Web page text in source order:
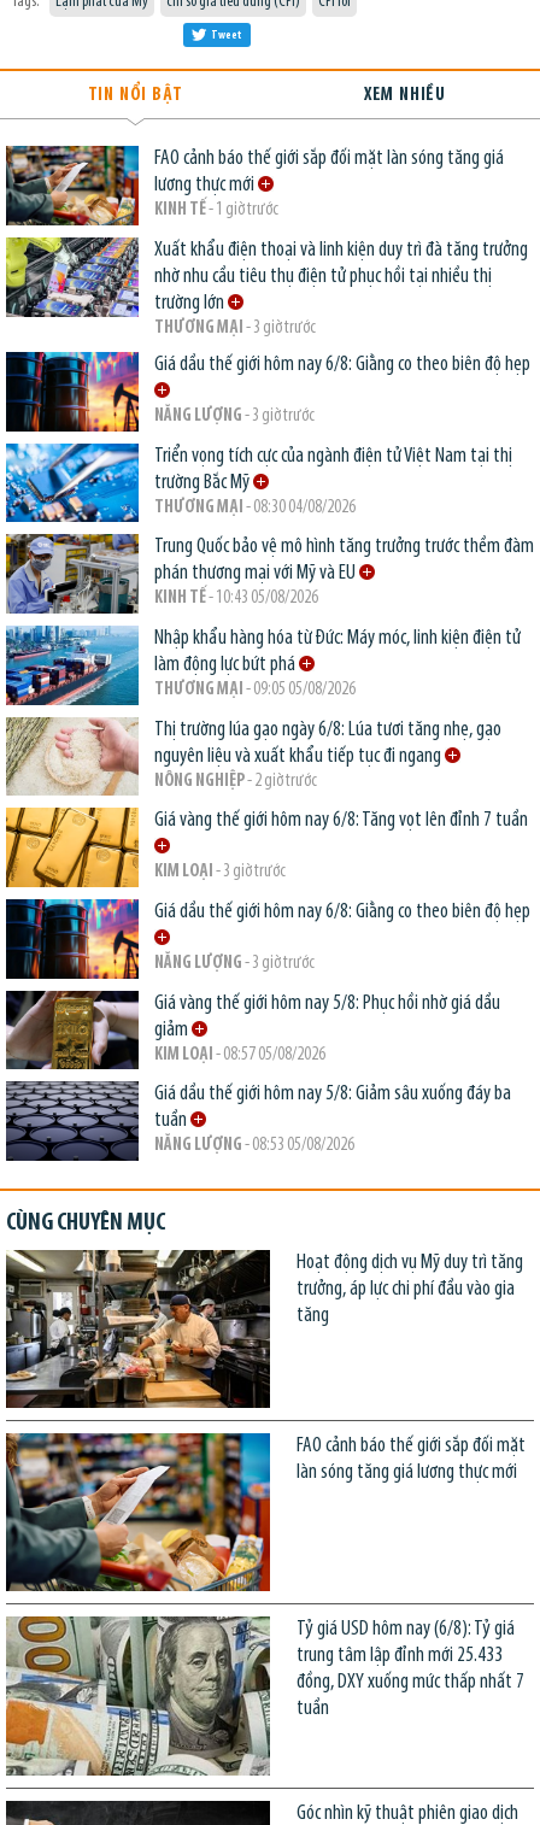
Tweet
TIN NỔI BẬT XEM NHIỀU
FAO cảnh báo thế giới sắp đối mặt làn sóng tăng giá
lương thực mới
KINH TẾ- 1 giờ trước
Xuất khẩu điện thoại và linh kiện duy trì đà tăng trưởng
nhờ nhu cầu tiêu thụ điện tử phục hồi tại nhiều thị
trường lớn
THƯƠNG MẠI - 3 giờ trước
Giá dầu thế giới hôm nay 6/8: Giằng co theo biên độ hẹp
NĂNG LƯỢNG - 3 giờ trước
Triển vọng tích cực của ngành điện tử Việt Nam tại thị
trường Bắc Mỹ
THƯƠNG MẠI - 08:30 04/08/2026
Trung Quốc bảo vệ mô hình tăng trưởng trước thềm đàm
phán thương mại với Mỹ và EU
KINH TẾ- 10:43 05/08/2026
Nhập khẩu hàng hóa từ Đức: Máy móc, linh kiện điện tử
làm động lực bứt phá
THƯƠNG MẠI - 09:05 05/08/2026
Thị trường lúa gạo ngày 6/8: Lúa tươi tăng nhẹ, gạo
nguyên liệu và xuất khẩu tiếp tục đi ngang
NÔNG NGHIỆP- 2 giờ trước
Giá vàng thế giới hôm nay 6/8: Tăng vọt lên đỉnh 7 tuần
KIM LOẠI - 3 giờ trước
Giá dầu thế giới hôm nay 6/8: Giằng co theo biên độ hẹp
NĂNG LƯỢNG - 3 giờ trước
Giá vàng thế giới hôm nay 5/8: Phục hồi nhờ giá dầu
giảm
KIM LOẠI - 08:57 05/08/2026
Giá dầu thế giới hôm nay 5/8: Giảm sâu xuống đáy ba
tuần
NĂNG LƯỢNG - 08:53 05/08/2026
CÙNG CHUYÊN MỤC
Hoạt động dịch vụ Mỹ duy trì tăng
trưởng, áp lực chi phí đầu vào gia
tăng
FAO cảnh báo thế giới sắp đối mặt
làn sóng tăng giá lương thực mới
Tỷ giá USD hôm nay (6/8): Tỷ giá
trung tâm lập đỉnh mới 25.433
đồng, DXY xuống mức thấp nhất 7
tuần
Góc nhìn kỹ thuật phiên giao dịch